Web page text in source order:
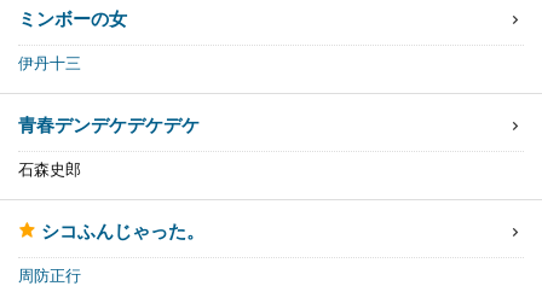
ミンボーの女
伊丹十三
青春デンデケデケデケ
石森史郎
シコふんじゃった。
周防正行